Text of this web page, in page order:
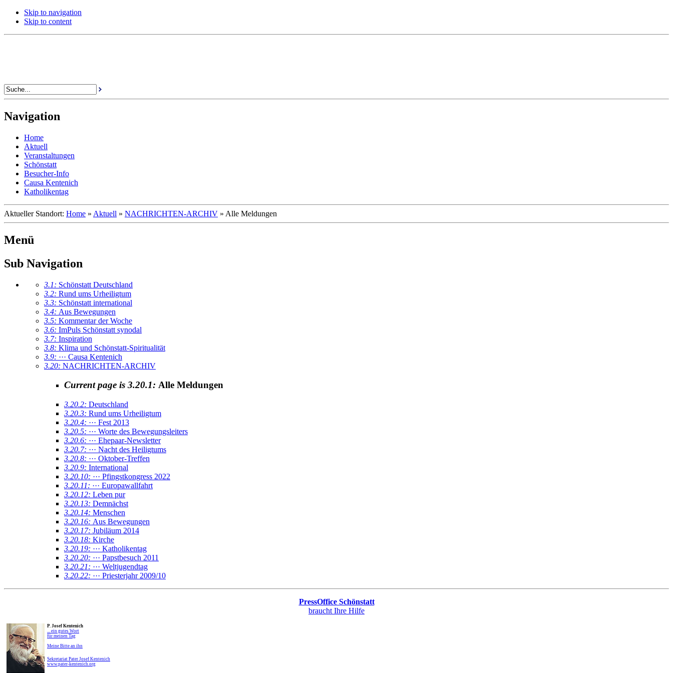
Skip to navigation
Skip to content
Navigation
Home
Aktuell
Veranstaltungen
Schönstatt
Besucher-Info
Causa Kentenich
Katholikentag
Aktueller Standort: Home » Aktuell » NACHRICHTEN-ARCHIV » Alle Meldungen
Menü
Sub Navigation
3.1: Schönstatt Deutschland
3.2: Rund ums Urheiligtum
3.3: Schönstatt international
3.4: Aus Bewegungen
3.5: Kommentar der Woche
3.6: ImPuls Schönstatt synodal
3.7: Inspiration
3.8: Klima und Schönstatt-Spiritualität
3.9: ··· Causa Kentenich
3.20: NACHRICHTEN-ARCHIV
Current page is 3.20.1: Alle Meldungen
3.20.2: Deutschland
3.20.3: Rund ums Urheiligtum
3.20.4: ··· Fest 2013
3.20.5: ··· Worte des Bewegungsleiters
3.20.6: ··· Ehepaar-Newsletter
3.20.7: ··· Nacht des Heiligtums
3.20.8: ··· Oktober-Treffen
3.20.9: International
3.20.10: ··· Pfingstkongress 2022
3.20.11: ··· Europawallfahrt
3.20.12: Leben pur
3.20.13: Demnächst
3.20.14: Menschen
3.20.16: Aus Bewegungen
3.20.17: Jubiläum 2014
3.20.18: Kirche
3.20.19: ··· Katholikentag
3.20.20: ··· Papstbesuch 2011
3.20.21: ··· Weltjugendtag
3.20.22: ··· Priesterjahr 2009/10
PressOffice Schönstatt
braucht Ihre Hilfe
P. Josef Kentenich
... ein gutes Wort
für meinen Tag
Meine Bitte an ihn
Sekretariat Pater Josef Kentenich
www.pater-kentenich.org